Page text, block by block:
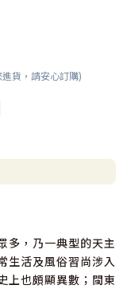
貨，請安心訂購)
多，乃一典型的天主
生活及風俗習尚涉入
上也頗顯異數；閩東